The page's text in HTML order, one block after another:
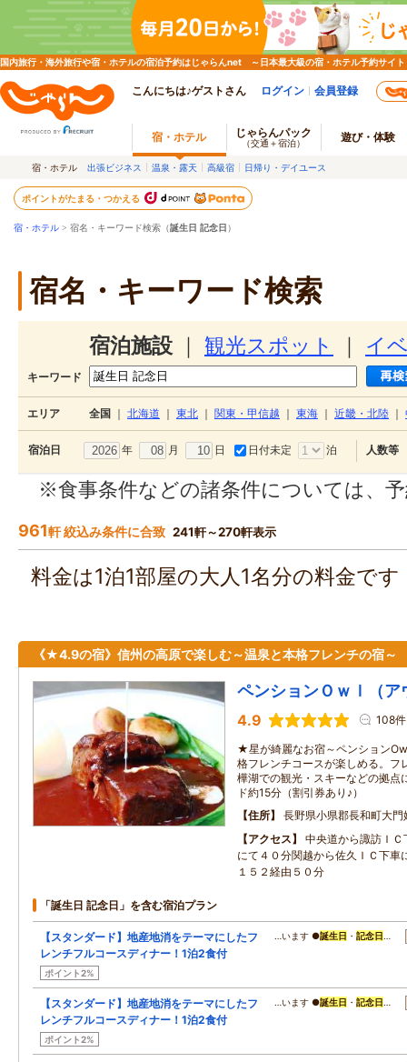
国内旅行・海外旅行や宿・ホテルの宿泊予約はじゃらんnet ～日本最大級の宿・ホテル予約サイト
こんにちは♪ゲストさん ログイン 会員登録
宿・ホテル じゃらんパック
（交通＋宿泊） 遊び・体験
宿・ホテル 出張ビジネス 温泉・露天 高級宿 日帰り・デイユース
ポイントがたまる・つかえる
宿・ホテル > 宿名・キーワード検索（誕生日 記念日 ）
宿名・キーワード検索
宿泊施設 観光スポット イ
キーワード
エリア 全国 北海道 東北 関東・甲信越 東海 近畿・北陸
宿泊日 年 月 日 日付未定 泊 人数等
※食事条件などの諸条件については、
961軒 絞込み条件に合致 241軒～270軒表示
料金は1泊1部屋の大人1名分の料金で
《★4.9の宿》信州の高原で楽しむ～温泉と本格フレンチの宿～
ペンションＯｗｌ（ア
4.9 108件
★星が綺麗なお宿～ペンション
格フレンチコースが楽しめる。フ
樺湖での観光・スキーなどの拠点
ド約15分（割引券あり♪）
住所
長野県小県郡長和町大
アクセス
中央道から諏訪Ｉ
にて４０分関越から佐久ＩＣ下車
１５２経由５０分
「誕生日 記念日」を含む宿泊プラン
【スタンダード】地産地消をテーマにしたフ
レンチフルコースディナー！1泊2食付
ポイント2%
…います ●誕生日 ・ 記念日 …
【スタンダード】地産地消をテーマにしたフ
レンチフルコースディナー！1泊2食付
ポイント2%
…います ●誕生日 ・ 記念日 …